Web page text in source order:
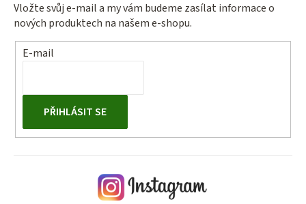
s
u
Vložte svůj e-mail a my vám budeme zasílat informace o
nových produktech na našem e-shopu.
E-mail
PŘIHLÁSIT SE